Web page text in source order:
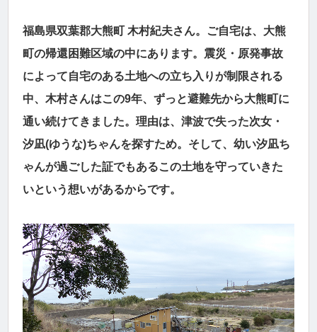
福島県双葉郡大熊町 木村紀夫さん。ご自宅は、大熊
町の帰還困難区域の中にあります。震災・原発事故
によって自宅のある土地への立ち入りが制限される
中、木村さんはこの9年、ずっと避難先から大熊町に
通い続けてきました。理由は、津波で失った次女・
汐凪(ゆうな)ちゃんを探すため。そして、幼い汐凪ち
ゃんが過ごした証でもあるこの土地を守っていきた
いという想いがあるからです。